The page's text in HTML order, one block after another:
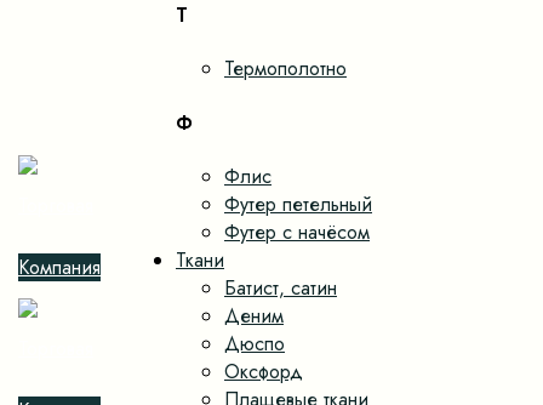
Т
Термополотно
Ф
Флис
Футер петельный
Футер с начёсом
Ткани
Батист, сатин
Деним
Дюспо
Оксфорд
Плащевые ткани